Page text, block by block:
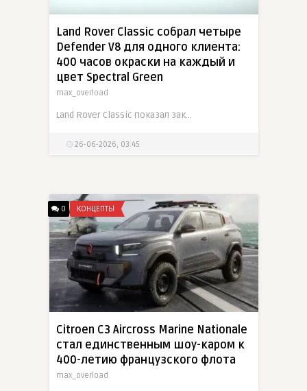
Land Rover Classic собрал четыре
Defender V8 для одного клиента:
400 часов окраски на каждый и
цвет Spectral Green
max_overload
Land Rover Classic показал заказ из четырех восстановленных Defender V8 Works Bespoke для одного анонимного клиента. В набор вошли 90 Soft Top, 90 Hard Top, 110 Station Wagon и 110 Double Cab
26-06-2026, 03:45
0 КОНЦЕПТЫ
Citroen C3 Aircross Marine Nationale
стал единственным шоу-каром к
400-летию французского флота
max_overload